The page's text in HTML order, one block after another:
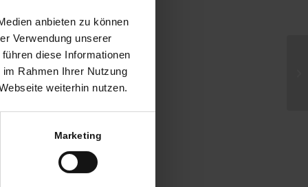
anbieten zu können
Verwendung unserer
diese Informationen
Rahmen Ihrer Nutzung
weiterhin nutzen.
Marketing